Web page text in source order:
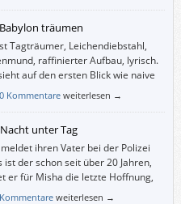
träumen
Tagträumer, Leichendiebstahl,
raffinierter Aufbau, lyrisch.
auf den ersten Blick wie naive
und somit
0 Kommentare weiterlesen →
unter Tag
ihren Vater bei der Polizei
ist der schon seit über 20 Jahren,
er für Misha die letzte Hoffnung,
erkrankter Sohn vielleicht doch
weiterlesen →